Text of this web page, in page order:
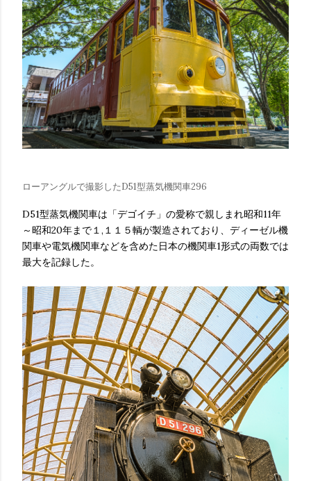
ローアングルで撮影したD51型蒸気機関車296
D51型蒸気機関車は「デゴイチ」の愛称で親しまれ昭和11年
～昭和20年まで１,１１５輌が製造されており、ディーゼル機
関車や電気機関車などを含めた日本の機関車1形式の両数では
最大を記録した。